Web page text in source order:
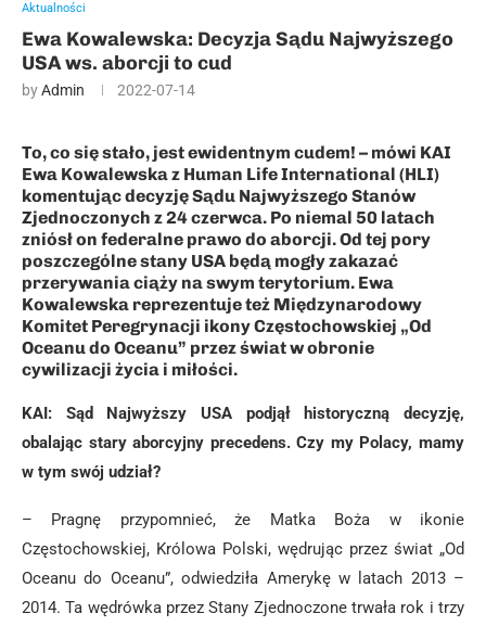
Aktualności
Ewa Kowalewska: Decyzja Sądu Najwyższego
USA ws. aborcji to cud
byAdmin 2022-07-14
To, co się stało, jest ewidentnym cudem! – mówi KAI
Ewa Kowalewska z Human Life International (HLI)
komentując decyzję Sądu Najwyższego Stanów
Zjednoczonych z 24 czerwca. Po niemal 50 latach
zniósł on federalne prawo do aborcji. Od tej pory
poszczególne stany USA będą mogły zakazać
przerywania ciąży na swym terytorium. Ewa
Kowalewska reprezentuje też Międzynarodowy
Komitet Peregrynacji ikony Częstochowskiej „Od
Oceanu do Oceanu” przez świat w obronie
cywilizacji życia i miłości.
KAI: Sąd Najwyższy USA podjął historyczną decyzję,
obalając stary aborcyjny precedens. Czy my Polacy, mamy
w tym swój udział?
– Pragnę przypomnieć, że Matka Boża w ikonie
Częstochowskiej, Królowa Polski, wędrując przez świat „Od
Oceanu do Oceanu”, odwiedziła Amerykę w latach 2013 –
2014. Ta wędrówka przez Stany Zjednoczone trwała rok i trzy